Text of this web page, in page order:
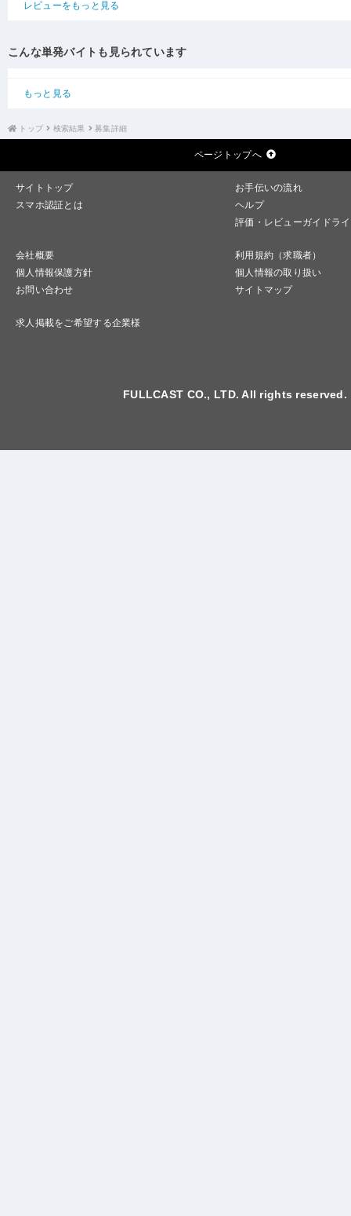
レビューをもっと見る
こんな単発バイトも見られています
もっと見る
トップ 検索結果 募集詳細
ページトップへ
サイトトップ
お手伝いの流れ
スマホ認証とは
ヘルプ
評価・レビューガイドラ
会社概要
利用規約（求職者）
個人情報保護方針
個人情報の取り扱い
お問い合わせ
サイトマップ
求人掲載をご希望する企業様
FULLCAST CO., LTD. All rights reserved.